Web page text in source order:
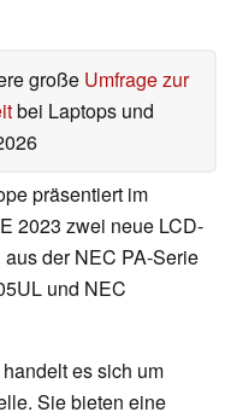
große Umfrage zur
bei Laptops und
präsentiert im
2023 zwei neue LCD-
der NEC PA-Serie
und NEC
es sich um
Sie bieten eine